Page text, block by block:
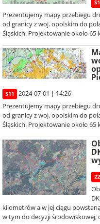
Prezentujemy mapy przebiegu
od granicy z woj. opolskim do
Śląskich. Projektowanie około
S11
2024-07-01 | 14:26
Prezentujemy mapy przebiegu
od granicy z woj. opolskim do
Śląskich. Projektowanie około
22
kilometrów a w jej ciągu
w tym do decyzji środowiskowej,